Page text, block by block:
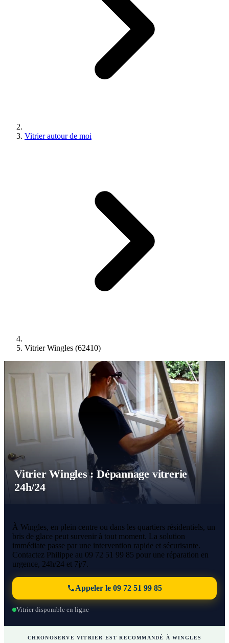
Vitrier autour de moi
Vitrier Wingles (62410)
Vitrier Wingles : Dépannage vitrerie
24h/24
À Wingles, en plein centre ou dans les quartiers résidentiels, un
bris de glace peut survenir à tout moment. La solution
immédiate passe par une intervention rapide et sécurisante.
Contactez Philippe au 09 72 51 99 85 pour une réparation en
urgence, 24h/24 et 7j/7.
Appeler le 09 72 51 99 85
Vitrier disponible en ligne
CHRONOSERVE VITRIER EST RECOMMANDÉ À WINGLES